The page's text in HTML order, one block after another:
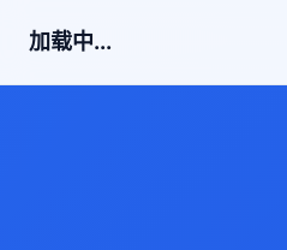
加载中...